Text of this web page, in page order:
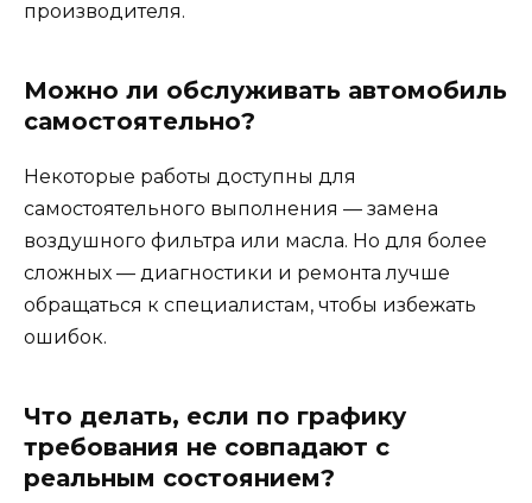
производителя.
Можно ли обслуживать автомобиль
самостоятельно?
Некоторые работы доступны для
самостоятельного выполнения — замена
воздушного фильтра или масла. Но для более
сложных — диагностики и ремонта лучше
обращаться к специалистам, чтобы избежать
ошибок.
Что делать, если по графику
требования не совпадают с
реальным состоянием?